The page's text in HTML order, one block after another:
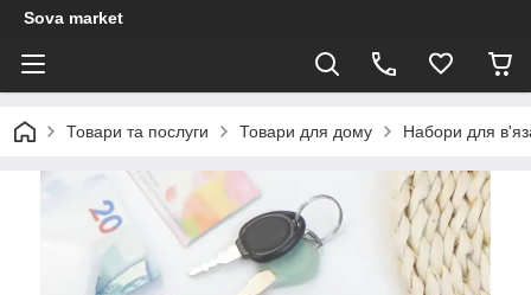
Sova market
Товари та послуги Товари для дому Набори для